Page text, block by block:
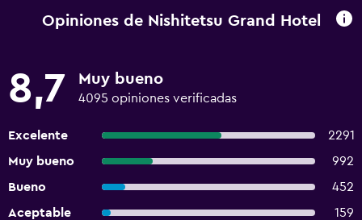
Opiniones de Nishitetsu Grand Hotel
8,7 Muy bueno
4095 opiniones verificadas
Excelente
2291
Muy bueno
992
Bueno
452
Aceptable
159